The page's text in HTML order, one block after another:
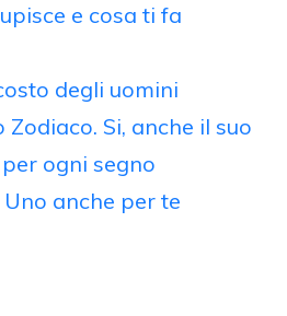
e cosa ti fa
degli uomini
Zodiaco. Si, anche il suo
ogni segno
anche per te